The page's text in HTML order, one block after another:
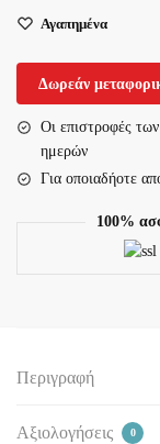
Τσάντα
0808377
ποσότητα
Αγαπημένα
Δωρεάν
Οι επιστροφές
ημερών
Για οποιαδήοτε
100%
Περιγραφή
Αξιολογήσεις 0